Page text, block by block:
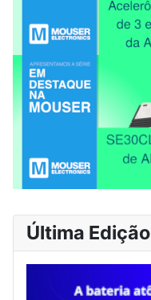
Última Edição